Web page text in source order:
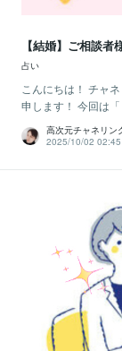
【結婚】ご相談
占い
こんにちは！ チャ
申します！ 今回は
高次元チャネリ
2025/10/02 02:45